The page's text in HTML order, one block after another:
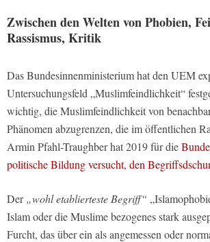
Zwischen den Welten von Phobien,
Rassismus, Kritik
Das Bundesinnenministerium hat den UEM
Untersuchungsfeld „Muslimfeindlichkeit“
wichtig, die Muslimfeindlichkeit von
Phänomen abzugrenzen, die im öffentlichen
Armin Pfahl-Traughber hat 2019 für die
politische Bildung versucht, den
Der„wohl etablierteste Begriff“
Islam oder die Muslime bezogenes stark
Furcht, das über ein als angemessen oder